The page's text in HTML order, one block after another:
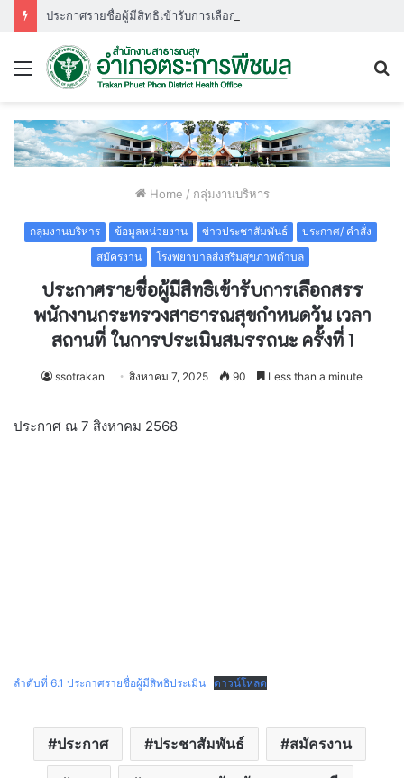
Menu
Home / กลุ่มงานบริหาร
กลุ่มงานบริหาร ข้อมูลหน่วยงาน ข่าวประชาสัมพันธ์
ประกาศ/ คำสั่ง
สมัครงาน
โรงพยาบาลส่งสริมสุขภาพตำบล
ประกาศรายชื่อผู้มีสิทธิเข้ารับการเลือกสรร
พนักงานกระทรวงสาธารณสุขกำหนดวัน เวลา
สถานที่ ในการประเมินสมรรถนะ ครั้งที่ 1
ssotrakan สิงหาคม 7, 2025 90 Less than a minute
ประกาศ ณ 7 สิงหาคม 2568
ลำดับที่ 6.1 ประกาศรายชื่อผู้มีสิทธิประเมิน ดาวน์โหลด
ประกาศ ประชาสัมพันธ์ สมัครงาน